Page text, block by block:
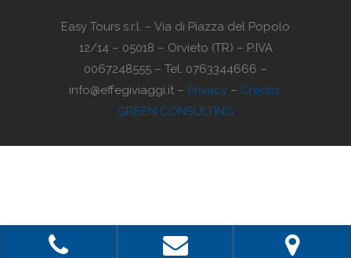
Easy Tours s.r.l. – Via di Piazza del Popolo
12/14 – 05018 – Orvieto (TR) – P.IVA
0067248555 – Tel. 0763344666 –
info@effegiviaggi.it – Privacy – Credits:
GREEN CONSULTING